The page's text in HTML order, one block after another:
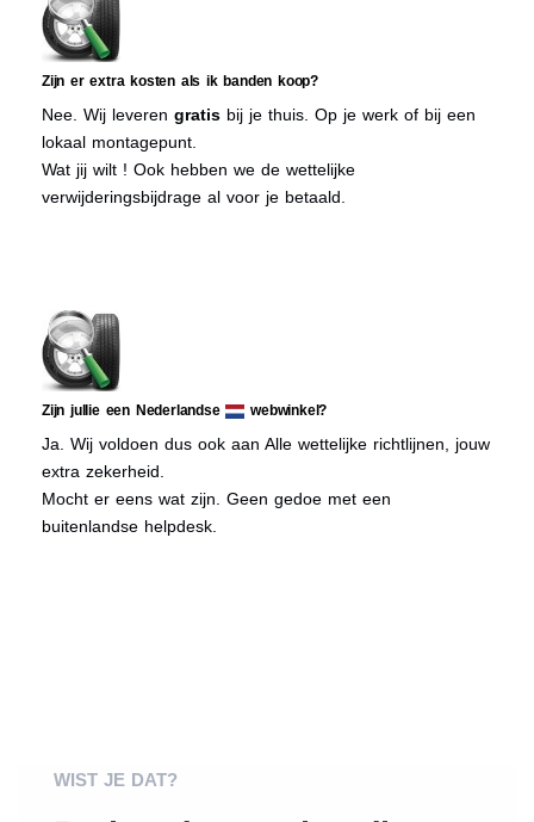
Zijn er extra kosten als ik banden koop?
Nee. Wij leveren gratis bij je thuis. Op je werk of bij een
lokaal montagepunt.
Wat jij wilt ! Ook hebben we de wettelijke
verwijderingsbijdrage al voor je betaald.
Zijn jullie een Nederlandse webwinkel?
Ja. Wij voldoen dus ook aan Alle wettelijke richtlijnen, jouw
extra zekerheid.
Mocht er eens wat zijn. Geen gedoe met een
buitenlandse helpdesk.
WIST JE DAT?